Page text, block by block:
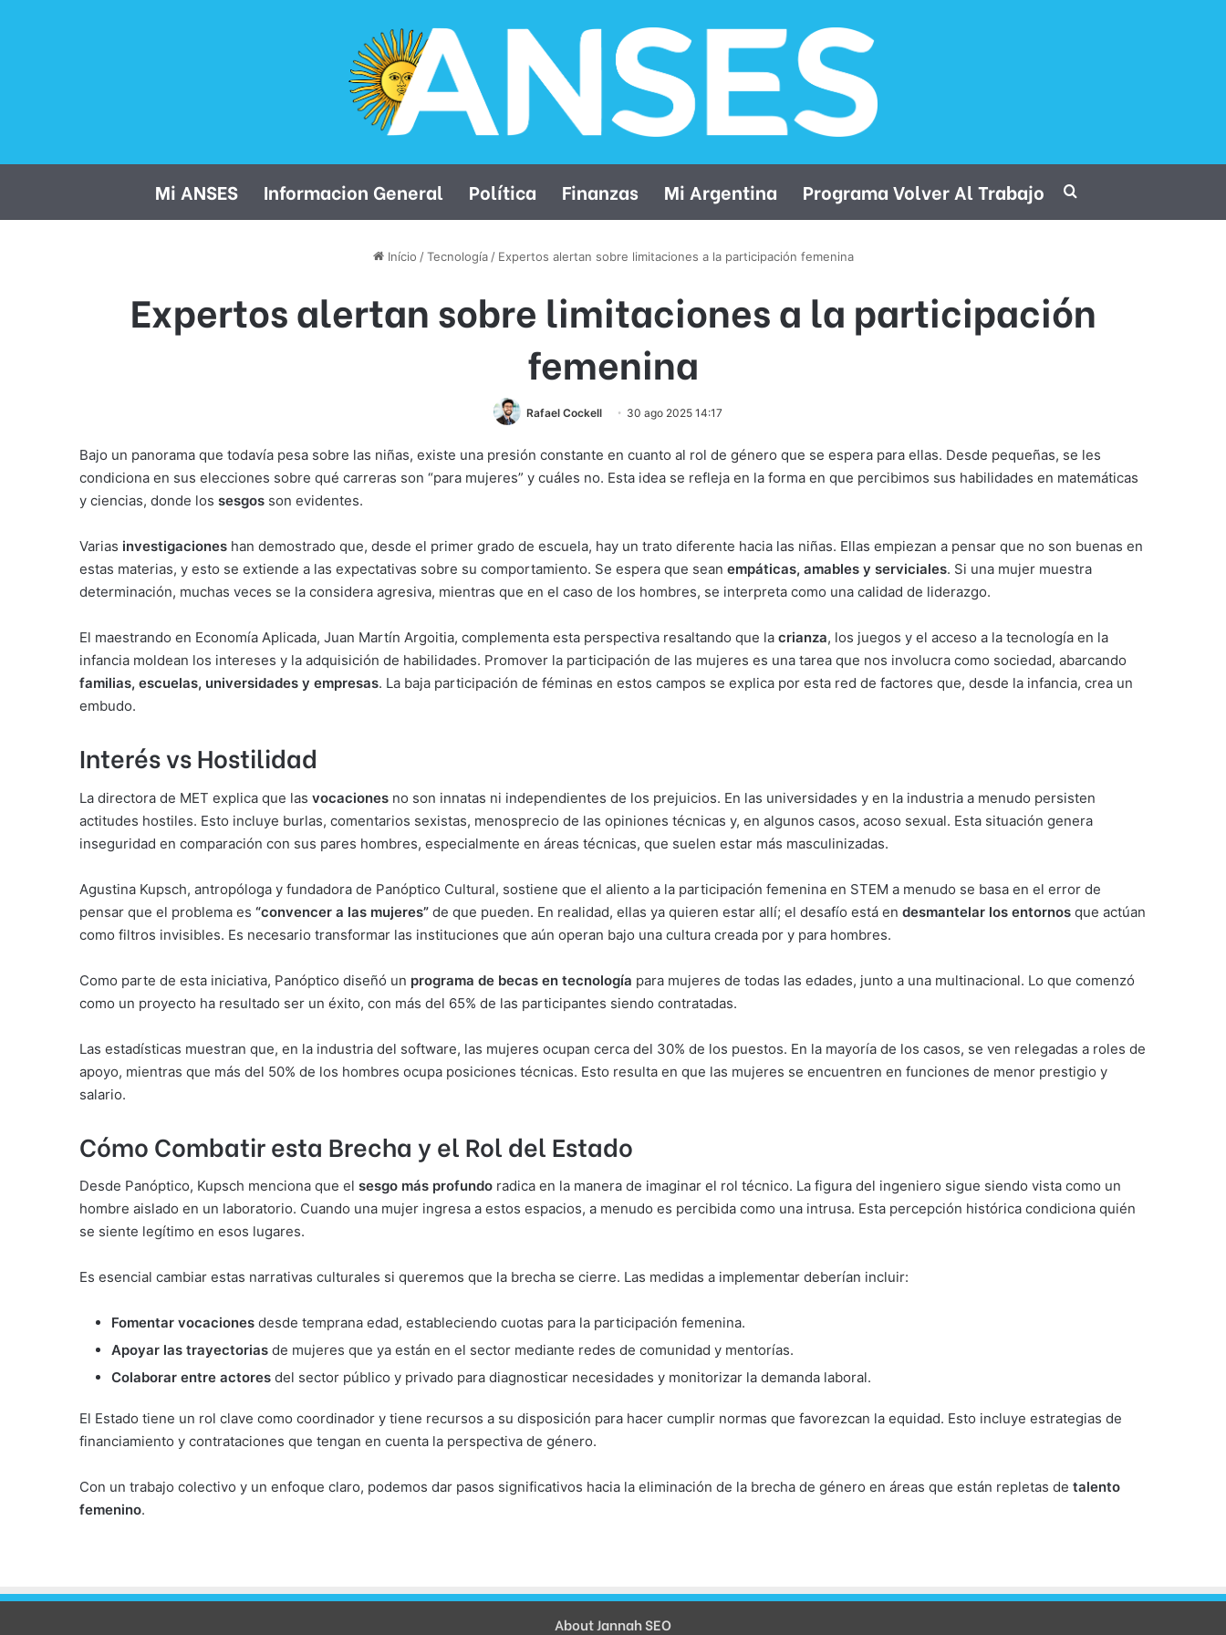
Mi ANSES Informacion General Política Finanzas Mi Argentina Programa Volver Al Trabajo
Início / Tecnología / Expertos alertan sobre limitaciones a la participación femenina
Expertos alertan sobre limitaciones a la participación
femenina
Rafael Cockell 30 ago 2025 14:17
Bajo un panorama que todavía pesa sobre las niñas, existe una presión constante en cuanto al rol de género que se espera para ellas. Desde pequeñas, se les
condiciona en sus elecciones sobre qué carreras son “para mujeres” y cuáles no. Esta idea se refleja en la forma en que percibimos sus habilidades en matemáticas
y ciencias, donde los sesgos son evidentes.
Varias investigaciones han demostrado que, desde el primer grado de escuela, hay un trato diferente hacia las niñas. Ellas empiezan a pensar que no son buenas en
estas materias, y esto se extiende a las expectativas sobre su comportamiento. Se espera que sean empáticas, amables y serviciales. Si una mujer muestra
determinación, muchas veces se la considera agresiva, mientras que en el caso de los hombres, se interpreta como una calidad de liderazgo.
El maestrando en Economía Aplicada, Juan Martín Argoitia, complementa esta perspectiva resaltando que la crianza, los juegos y el acceso a la tecnología en la
infancia moldean los intereses y la adquisición de habilidades. Promover la participación de las mujeres es una tarea que nos involucra como sociedad, abarcando
familias, escuelas, universidades y empresas. La baja participación de féminas en estos campos se explica por esta red de factores que, desde la infancia, crea un
embudo.
Interés vs Hostilidad
La directora de MET explica que las vocaciones no son innatas ni independientes de los prejuicios. En las universidades y en la industria a menudo persisten
actitudes hostiles. Esto incluye burlas, comentarios sexistas, menosprecio de las opiniones técnicas y, en algunos casos, acoso sexual. Esta situación genera
inseguridad en comparación con sus pares hombres, especialmente en áreas técnicas, que suelen estar más masculinizadas.
Agustina Kupsch, antropóloga y fundadora de Panóptico Cultural, sostiene que el aliento a la participación femenina en STEM a menudo se basa en el error de
pensar que el problema es “convencer a las mujeres” de que pueden. En realidad, ellas ya quieren estar allí; el desafío está en desmantelar los entornos que actúan
como filtros invisibles. Es necesario transformar las instituciones que aún operan bajo una cultura creada por y para hombres.
Como parte de esta iniciativa, Panóptico diseñó un programa de becas en tecnología para mujeres de todas las edades, junto a una multinacional. Lo que comenzó
como un proyecto ha resultado ser un éxito, con más del 65% de las participantes siendo contratadas.
Las estadísticas muestran que, en la industria del software, las mujeres ocupan cerca del 30% de los puestos. En la mayoría de los casos, se ven relegadas a roles de
apoyo, mientras que más del 50% de los hombres ocupa posiciones técnicas. Esto resulta en que las mujeres se encuentren en funciones de menor prestigio y
salario.
Cómo Combatir esta Brecha y el Rol del Estado
Desde Panóptico, Kupsch menciona que el sesgo más profundo radica en la manera de imaginar el rol técnico. La figura del ingeniero sigue siendo vista como un
hombre aislado en un laboratorio. Cuando una mujer ingresa a estos espacios, a menudo es percibida como una intrusa. Esta percepción histórica condiciona quién
se siente legítimo en esos lugares.
Es esencial cambiar estas narrativas culturales si queremos que la brecha se cierre. Las medidas a implementar deberían incluir:
Fomentar vocaciones desde temprana edad, estableciendo cuotas para la participación femenina.
Apoyar las trayectorias de mujeres que ya están en el sector mediante redes de comunidad y mentorías.
Colaborar entre actores del sector público y privado para diagnosticar necesidades y monitorizar la demanda laboral.
El Estado tiene un rol clave como coordinador y tiene recursos a su disposición para hacer cumplir normas que favorezcan la equidad. Esto incluye estrategias de
financiamiento y contrataciones que tengan en cuenta la perspectiva de género.
Con un trabajo colectivo y un enfoque claro, podemos dar pasos significativos hacia la eliminación de la brecha de género en áreas que están repletas de talento
femenino.
About Jannah SEO